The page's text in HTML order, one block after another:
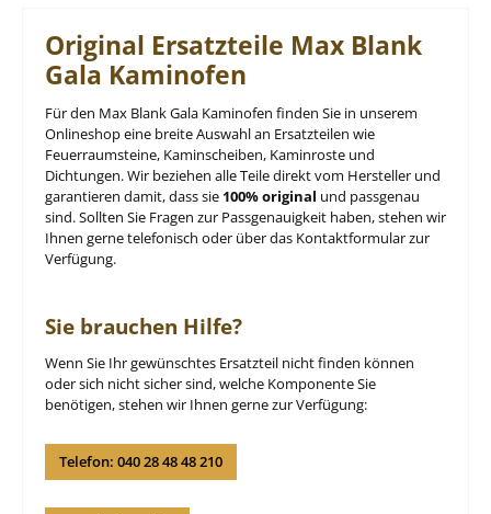
Original Ersatzteile Max Blank
Gala Kaminofen
Für den Max Blank Gala Kaminofen finden Sie in unserem
Onlineshop eine breite Auswahl an Ersatzteilen wie
Feuerraumsteine, Kaminscheiben, Kaminroste und
Dichtungen. Wir beziehen alle Teile direkt vom Hersteller und
garantieren damit, dass sie 100% original und passgenau
sind. Sollten Sie Fragen zur Passgenauigkeit haben, stehen wir
Ihnen gerne telefonisch oder über das Kontaktformular zur
Verfügung.
Sie brauchen Hilfe?
Wenn Sie Ihr gewünschtes Ersatzteil nicht finden können
oder sich nicht sicher sind, welche Komponente Sie
benötigen, stehen wir Ihnen gerne zur Verfügung:
Telefon: 040 28 48 48 210